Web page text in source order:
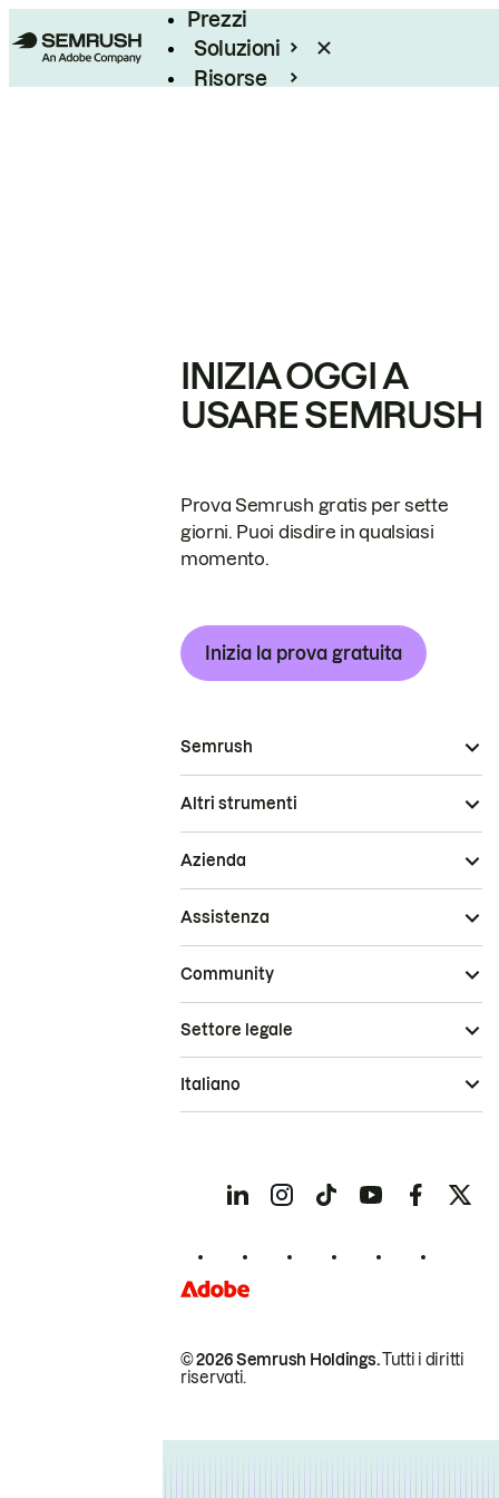
Prezzi
Soluzioni
Risorse
INIZIA OGGI A
USARE SEMRUSH
Prova Semrush gratis per sette
giorni. Puoi disdire in qualsiasi
momento.
Inizia la prova gratuita
Semrush
Altri strumenti
Azienda
Assistenza
Community
© 2026 Semrush Holdings.Tutti i diritti
riservati.
Settore legale
Italiano